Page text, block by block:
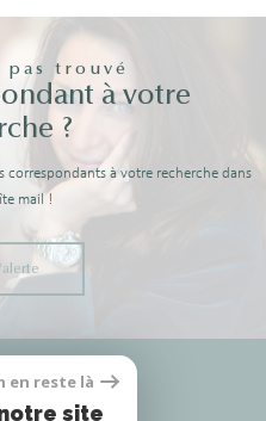
pas trouvé
à votre
?
correspondants à votre recherche dans
mail !
en reste là
site